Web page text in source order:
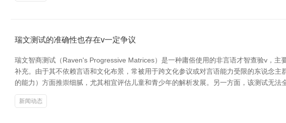
瑞文测试的准确性也存在v一定争议
瑞文智商测试（Raven's Progressive Matrices）是一种庸俗使用的非言语才智查验v，
补充。由于其不依赖言语和文化布景，常被用于跨文化参议或对言语能力受限的东说念
的能力）方面推崇细腻，尤其相宜评估儿童和青少年的解析发展。另一方面，该测试无法
新闻动态